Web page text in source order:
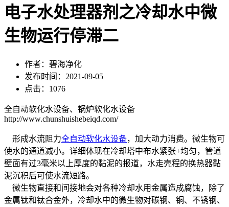
电子水处理器剂之冷却水中微
生物运行停滞二
作者：碧海净化
发布时间：2021-09-05
点击：1076
全自动软化水设备、锅炉软化水设备
http://www.chunshuishebeiqd.com/
形成水流阻力全自动软化水设备，加大动力消费。微生物可
使水的通道减小。详细体现在冷却塔中布水紧张+均匀，管道
壁面有过3毫米以上厚度的黏泥的报道，水走壳程的换热器黏
泥沉积后可使水流短路。
微生物直接和间接地会对各种冷却水用金属造成腐蚀，除了
金属钛和钛合金外，冷却水中的微生物对碳钢、铜、不锈钢、